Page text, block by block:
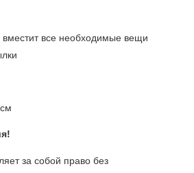
все необходимые вещи
за собой право без